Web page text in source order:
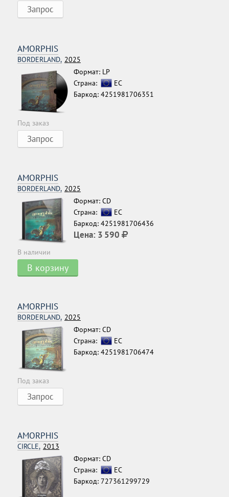
Запрос
AMORPHIS
BORDERLAND, 2025
Формат: LP
Страна:
ЕС
Баркод: 4251981706351
Под заказ
Запрос
AMORPHIS
BORDERLAND, 2025
Формат: CD
Страна:
ЕС
Баркод: 4251981706436
Цена: 3 590
В наличии
В корзину
AMORPHIS
BORDERLAND, 2025
Формат: CD
Страна:
ЕС
Баркод: 4251981706474
Под заказ
Запрос
AMORPHIS
CIRCLE, 2013
Формат: CD
Страна:
ЕС
Баркод: 727361299729